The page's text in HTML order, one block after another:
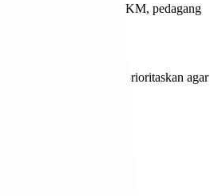
Cocok untuk UMKM, pedagang
parcel khusus dapat diprioritaskan agar